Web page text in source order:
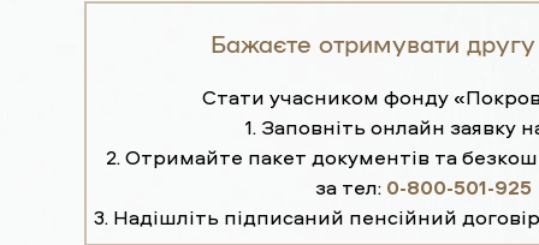
Бажаєте отримувати
Стати учасником фонду
1. Заповніть онлайн заявку
2. Отримайте пакет документів та
за тел: 0-800-501-925
3. Надішліть підписаний пенсійний